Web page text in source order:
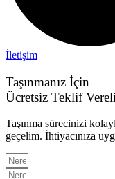
İletişim
Taşınmanız İçin
Ücretsiz Teklif
Taşınma sürecinizi
geçelim. İhtiyacınıza